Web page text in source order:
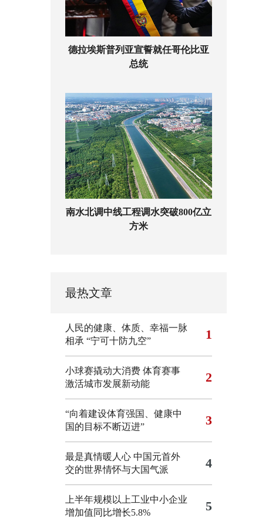
德拉埃斯普列亚宣誓就任哥伦比亚
总统
南水北调中线工程调水突破800亿立
方米
最热文章
人民的健康、体质、幸福一脉
相承 “宁可十防九空” 1
小球赛撬动大消费 体育赛事
激活城市发展新动能
2
“向着建设体育强国、健康中
国的目标不断迈进”
3
最是真情暖人心 中国元首外
交的世界情怀与大国气派
4
上半年规模以上工业中小企业
增加值同比增长5.8%
5